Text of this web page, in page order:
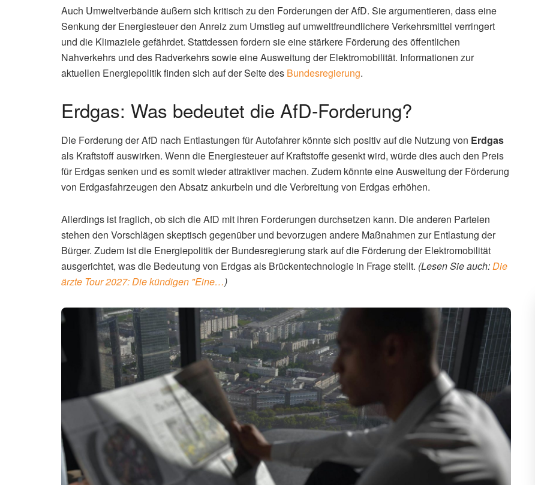
Auch Umweltverbände äußern sich kritisch zu den Forderungen der AfD. Sie argumentieren, dass eine
Senkung der Energiesteuer den Anreiz zum Umstieg auf umweltfreundlichere Verkehrsmittel verringert
und die Klimaziele gefährdet. Stattdessen fordern sie eine stärkere Förderung des öffentlichen
Nahverkehrs und des Radverkehrs sowie eine Ausweitung der Elektromobilität. Informationen zur
aktuellen Energiepolitik finden sich auf der Seite des Bundesregierung.
Erdgas: Was bedeutet die AfD-Forderung?
Die Forderung der AfD nach Entlastungen für Autofahrer könnte sich positiv auf die Nutzung von Erdgas
als Kraftstoff auswirken. Wenn die Energiesteuer auf Kraftstoffe gesenkt wird, würde dies auch den Preis
für Erdgas senken und es somit wieder attraktiver machen. Zudem könnte eine Ausweitung der Förderung
von Erdgasfahrzeugen den Absatz ankurbeln und die Verbreitung von Erdgas erhöhen.
Allerdings ist fraglich, ob sich die AfD mit ihren Forderungen durchsetzen kann. Die anderen Parteien
stehen den Vorschlägen skeptisch gegenüber und bevorzugen andere Maßnahmen zur Entlastung der
Bürger. Zudem ist die Energiepolitik der Bundesregierung stark auf die Förderung der Elektromobilität
ausgerichtet, was die Bedeutung von Erdgas als Brückentechnologie in Frage stellt. (Lesen Sie auch: Die
ärzte Tour 2027: Die kündigen "Eine…)